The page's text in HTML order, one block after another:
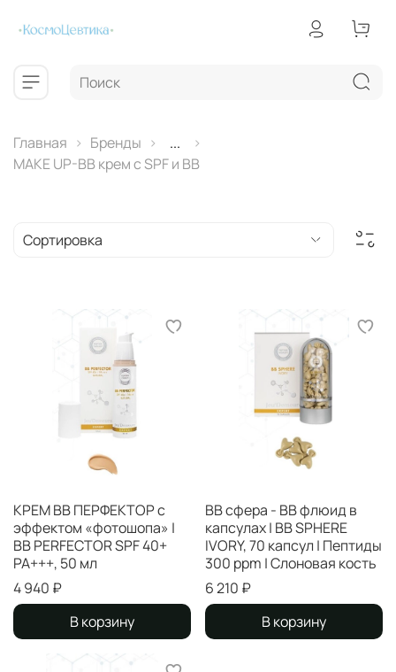
Главная Бренды
...
MAKE UP-BB крем с SPF и ВВ
КРЕМ ВВ ПЕРФЕКТОР с
эффектом «фотошопа» |
BB PERFECTOR SPF 40+
PA+++, 50 мл
4 940 ₽
В корзину
ВВ сфера - ВВ флюид в
капсулах | BB SPHERE
IVORY, 70 капсул | Пептиды
300 ppm | Слоновая кость
6 210 ₽
В корзину